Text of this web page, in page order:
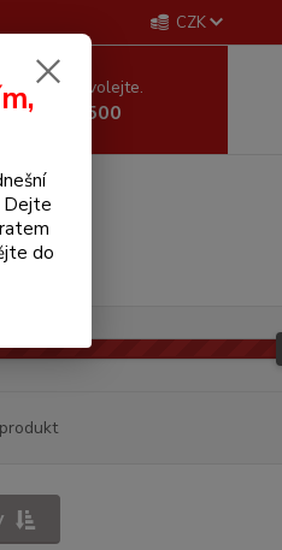
CZK
rady? Zavolejte.
255 500
Dejte
do